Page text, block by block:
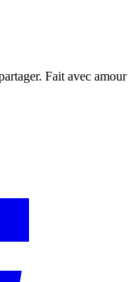
Fait avec amour